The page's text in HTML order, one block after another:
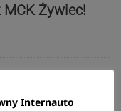
Żywiec!
Internauto